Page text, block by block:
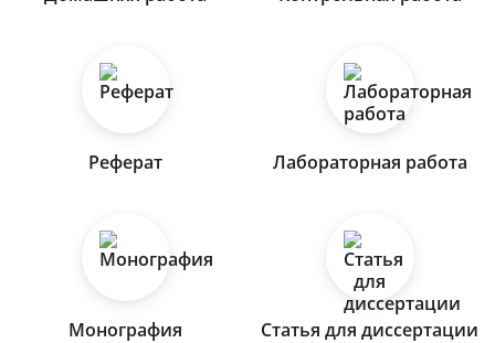
Реферат Лабораторная работа
Монография Статья для диссертации